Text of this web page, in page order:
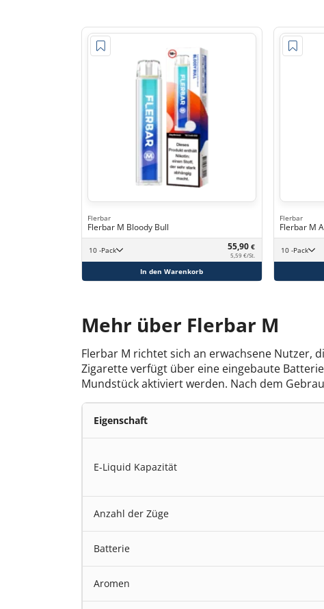
Flerbar
Flerbar M Bloody Bull
10 -Pack 55,90 €
5,59 €/St.
In den Warenkorb
Flerbar
Flerbar M
10 -Pack
Mehr über Flerbar M
Flerbar M richtet sich an erwachsene Nutzer,
Zigarette verfügt über eine eingebaute
Mundstück aktiviert werden. Nach dem
Eigenschaft
E-Liquid Kapazität
Anzahl der Züge
Batterie
Aromen